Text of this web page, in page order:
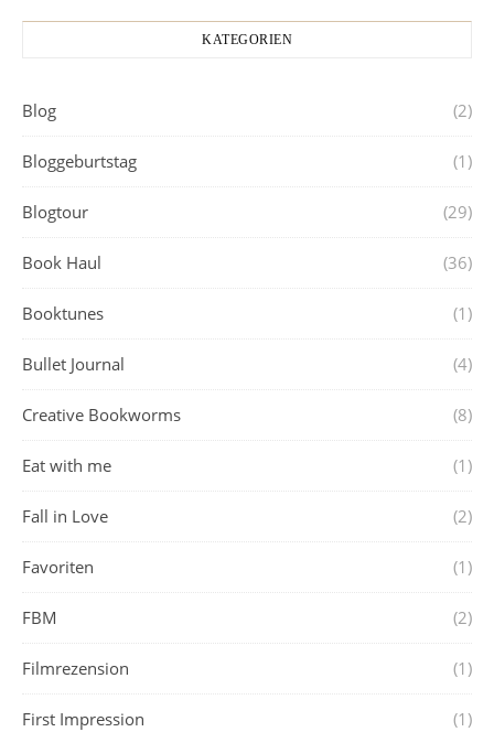
KATEGORIEN
Blog (2)
Bloggeburtstag (1)
Blogtour (29)
Book Haul (36)
Booktunes (1)
Bullet Journal (4)
Creative Bookworms (8)
Eat with me (1)
Fall in Love (2)
Favoriten (1)
FBM (2)
Filmrezension (1)
First Impression (1)